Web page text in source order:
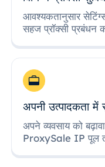
आवश्यकतानुसार
सहज प्रॉक्सी प्रबंधन
अपनी उत्पादकता में
अपने व्यवसाय को
ProxySale IP पूल